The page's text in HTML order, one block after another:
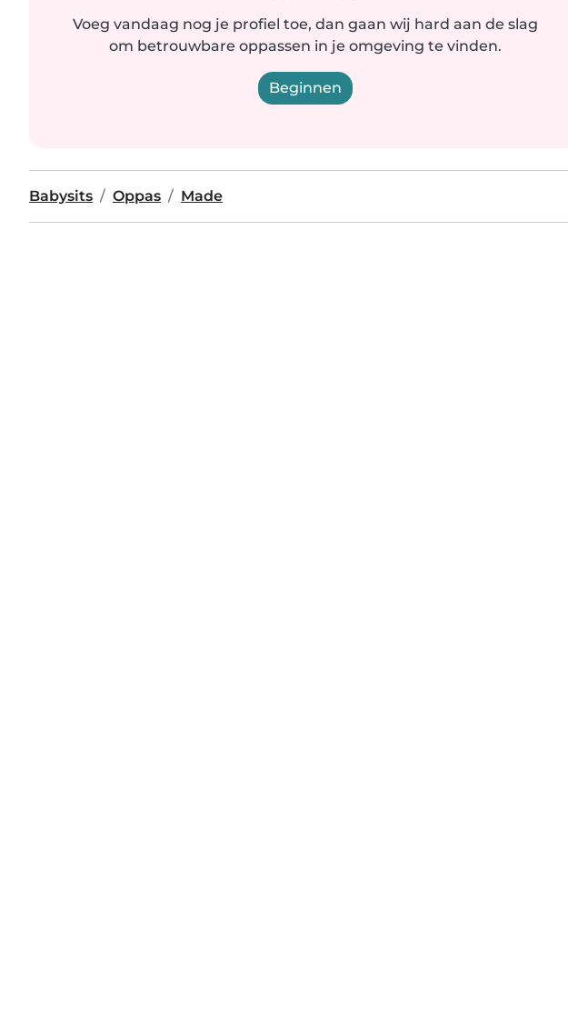
Voeg vandaag nog je profiel toe, dan gaan wij hard aan de slag
om betrouwbare oppassen in je omgeving te vinden.
Beginnen
Babysits Oppas Made